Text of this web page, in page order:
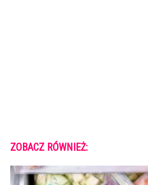
ZOBACZ RÓWNIEŻ: